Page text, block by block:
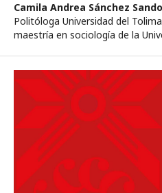
Camila Andrea Sánchez
Politóloga Universidad del
maestría en sociología de la